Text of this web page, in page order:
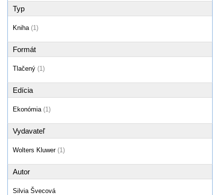
Typ
Kniha (1)
Formát
Tlačený (1)
Edícia
Ekonómia (1)
Vydavateľ
Wolters Kluwer (1)
Autor
Silvia Švecová